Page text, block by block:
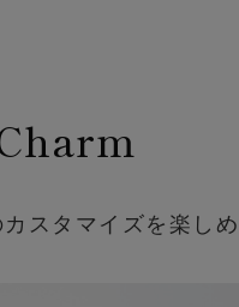
スタマイズを楽し